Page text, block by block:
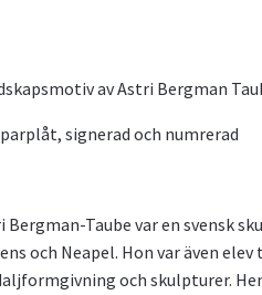
av Astri Bergman
signerad och numrerad
Bergman-Taube var en svensk
och Neapel. Hon var även
och skulpturer.